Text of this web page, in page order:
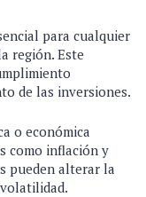
para cualquier
región. Este
de las inversiones.
o económica
como inflación y
pueden alterar la